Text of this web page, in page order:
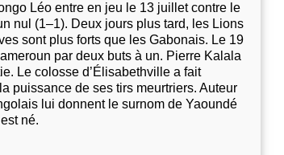
Léo entre en jeu le 13 juillet contre le
nul (1–1). Deux jours plus tard, les Lions
sont plus forts que les Gabonais. Le 19
par deux buts à un. Pierre Kalala
Le colosse d’Élisabethville a fait
puissance de ses tirs meurtriers. Auteur
lui donnent le surnom de Yaoundé
né.